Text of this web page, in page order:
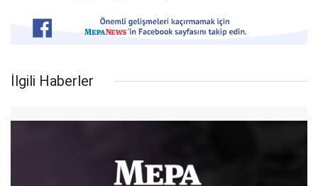
İlgili Haberler